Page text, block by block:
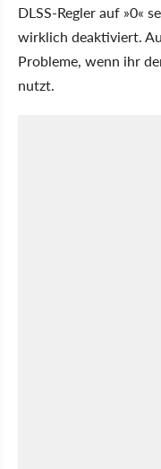
DLSS-Regler auf 0
wirklich deaktiviert.
Probleme, wenn ihr
nutzt.